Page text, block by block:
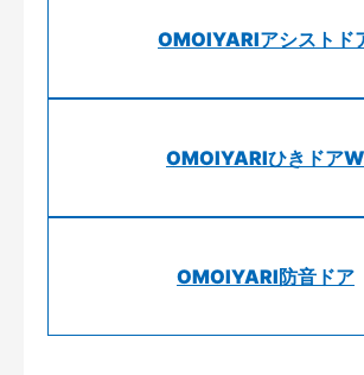
OMOIYARIアシストド
OMOIYARIひきドアW
OMOIYARI防音ドア